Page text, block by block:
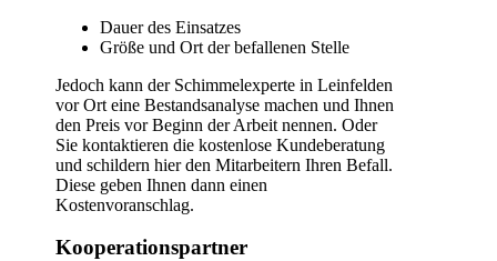
Dauer des Einsatzes
Größe und Ort der befallenen Stelle
Jedoch kann der Schimmelexperte in Leinfelden
vor Ort eine Bestandsanalyse machen und Ihnen
den Preis vor Beginn der Arbeit nennen. Oder
Sie kontaktieren die kostenlose Kundeberatung
und schildern hier den Mitarbeitern Ihren Befall.
Diese geben Ihnen dann einen
Kostenvoranschlag.
Kooperationspartner